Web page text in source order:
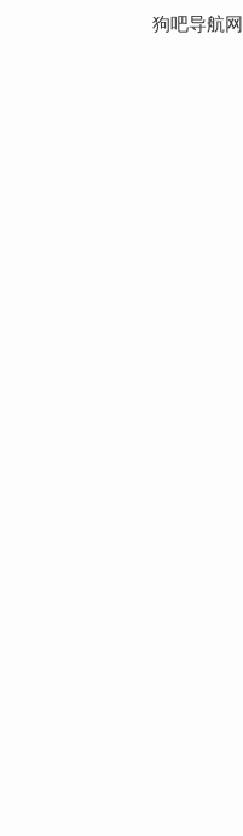
狗吧导航网